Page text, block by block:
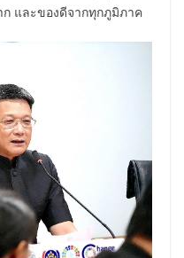
ก และของดีจากทุกภูมิภาค